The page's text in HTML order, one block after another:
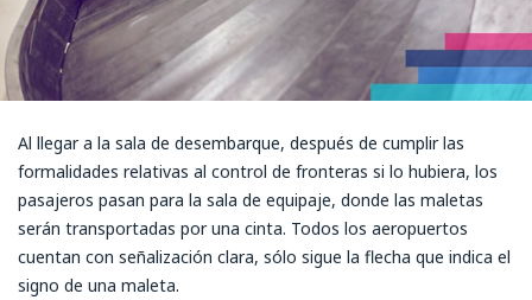
Al llegar a la sala de desembarque, después de cumplir las
formalidades relativas al control de fronteras si lo hubiera, los
pasajeros pasan para la sala de equipaje, donde las maletas
serán transportadas por una cinta. Todos los aeropuertos
cuentan con señalización clara, sólo sigue la flecha que indica el
signo de una maleta.